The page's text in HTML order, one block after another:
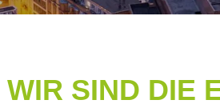
WIR SIND DIE